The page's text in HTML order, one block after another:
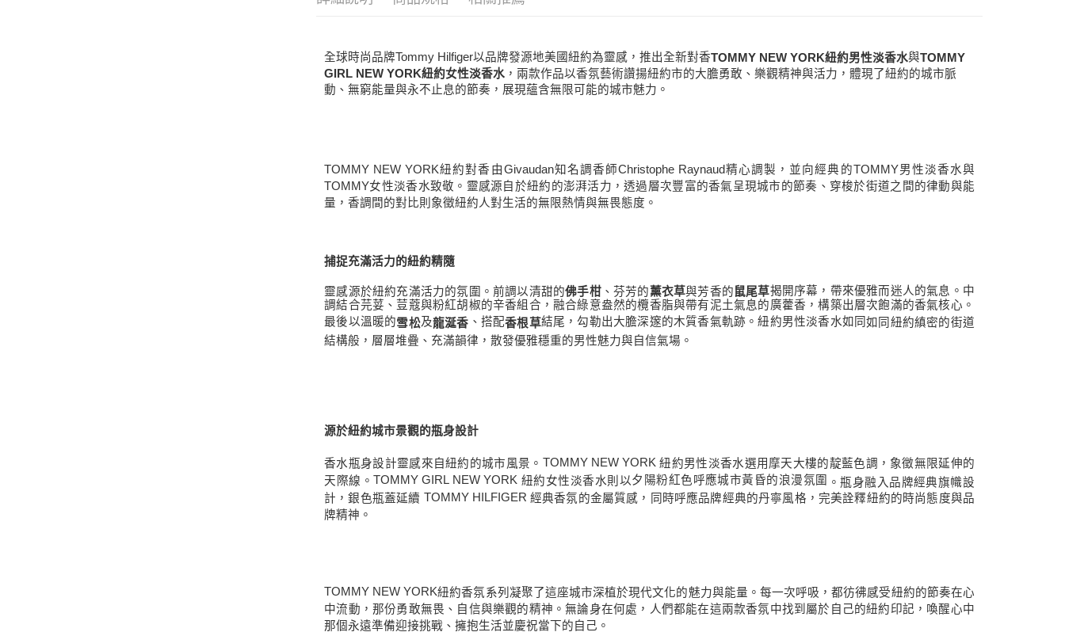
全球時尚品牌Tommy Hilfiger以品牌發源地美國紐約為靈感，推出全新對香TOMMY NEW YORK紐約男性淡香水與TOMMY
GIRL NEW YORK紐約女性淡香水 ，兩款作品以香氛藝術讚揚紐約市的大膽勇敢、樂觀精神與活力，體現了紐約的城市脈
動、無窮能量與永不止息的節奏，展現蘊含無限可能的城市魅力。
TOMMY NEW YORK紐約對香由Givaudan知名調香師Christophe Raynaud精心調製，並向經典的TOMMY男性淡香水與
TOMMY女性淡香水致敬。靈感源自於紐約的澎湃活力，透過層次豐富的香氣呈現城市的節奏、穿梭於街道之間的律動與能
量，香調間的對比則象徵紐約人對生活的無限熱情與無畏態度。
捕捉充滿活力的紐約精隨
靈感源於紐約充滿活力的氛圍。前調以清甜的佛手柑、芬芳的薰衣草與芳香的鼠尾草揭開序幕，帶來優雅而迷人的氣息。中
調結合芫荽、荳蔻與粉紅胡椒的辛香組合，融合綠意盎然的欖香脂與帶有泥土氣息的廣藿香，構築出層次飽滿的香氣核心。
最後以溫暖的雪松及龍涎香 、搭配香根草結尾，勾勒出大膽深邃的木質香氣軌跡。紐約男性淡香水如同如同紐約縝密的街道
結構般，層層堆疊、充滿韻律，散發優雅穩重的男性魅力與自信氣場。
源於紐約城市景觀的瓶身設計
香水瓶身設計靈感來自紐約的城市風景。 TOMMY NEW YORK紐約男性淡香水選用摩天大樓的靛藍色調，象徵無限延伸的
天際線。 TOMMY GIRL NEW YORK 紐約女性淡香水則以夕陽粉紅色呼應城市黃昏的浪漫氛圍 。瓶身融入品牌經典旗幟設
計，銀色瓶蓋延續 TOMMY HILFIGER 經典香氛的金屬質感，同時呼應品牌經典的丹寧風格， 完美詮釋紐約的時尚態度與品
牌精神。
TOMMY NEW YORK紐約香氛系列 凝聚了這座城市深植於現代文化的魅力與能量。每一次呼吸，都彷彿感受紐約的節奏在心
中流動，那份勇敢無畏、自信與樂觀的精神。無論身在何處，人們都能在這兩款香氛中找到屬於自己的紐約印記，喚醒心中
那個永遠準備迎接挑戰、擁抱生活並慶祝當下的自己。